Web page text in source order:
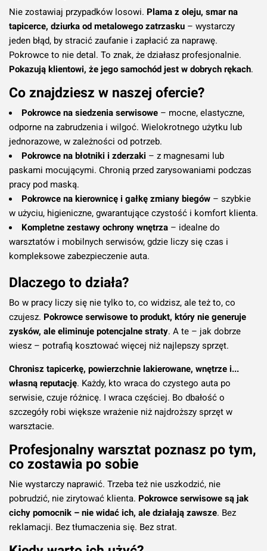
Nie zostawiaj przypadków losowi. Plama z oleju, smar na
tapicerce, dziurka od metalowego zatrzasku – wystarczy
jeden błąd, by stracić zaufanie i zapłacić za naprawę.
Pokrowce to nie detal. To znak, że działasz profesjonalnie.
Pokazują klientowi, że jego samochód jest w dobrych rękach.
Co znajdziesz w naszej ofercie?
Pokrowce na siedzenia serwisowe – mocne, elastyczne,
odporne na zabrudzenia i wilgoć. Wielokrotnego użytku lub
jednorazowe, w zależności od potrzeb.
Pokrowce na błotniki i zderzaki – z magnesami lub
paskami mocującymi. Chronią przed zarysowaniami podczas
pracy pod maską.
Pokrowce na kierownicę i gałkę zmiany biegów – szybkie
w użyciu, higieniczne, gwarantujące czystość i komfort klienta.
Kompletne zestawy ochrony wnętrza – idealne do
warsztatów i mobilnych serwisów, gdzie liczy się czas i
kompleksowe zabezpieczenie auta.
Dlaczego to działa?
Bo w pracy liczy się nie tylko to, co widzisz, ale też to, co
czujesz. Pokrowce serwisowe to produkt, który nie generuje
zysków, ale eliminuje potencjalne straty. A te – jak dobrze
wiesz – potrafią kosztować więcej niż najlepszy sprzęt.
Chronisz tapicerkę, powierzchnie lakierowane, wnętrze i...
własną reputację. Każdy, kto wraca do czystego auta po
serwisie, czuje różnicę. I wraca częściej. Bo dbałość o
szczegóły robi większe wrażenie niż najdroższy sprzęt w
warsztacie.
Profesjonalny warsztat poznasz po tym,
co zostawia po sobie
Nie wystarczy naprawić. Trzeba też nie uszkodzić, nie
pobrudzić, nie zirytować klienta. Pokrowce serwisowe są jak
cichy pomocnik – nie widać ich, ale działają zawsze. Bez
reklamacji. Bez tłumaczenia się. Bez strat.